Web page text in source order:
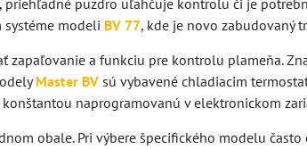
priehľadné puzdro uľahčuje kontrolu či je
modeli BV 77, kde je novo zabudovaný
zapaľovanie a funkciu pre kontrolu plameňa.
Master BV sú vybavené chladiacim
naprogramovanú v elektronickom
obale. Pri výbere špecifického modelu